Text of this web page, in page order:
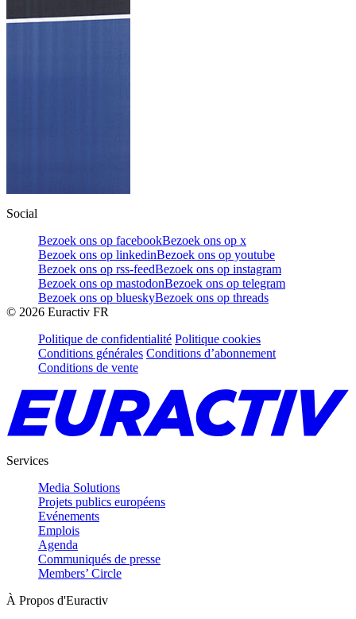
Social
Bezoek ons op facebookBezoek ons op x
Bezoek ons op linkedinBezoek ons op youtube
Bezoek ons op rss-feedBezoek ons op instagram
Bezoek ons op mastodonBezoek ons op telegram
Bezoek ons op blueskyBezoek ons op threads
© 2026 Euractiv FR
Politique de confidentialité Politique cookies
Conditions générales Conditions d’abonnement
Conditions de vente
Services
Media Solutions
Projets publics européens
Evénements
Emplois
Agenda
Communiqués de presse
Members’ Circle
À Propos d'Euractiv